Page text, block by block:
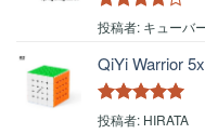
5段階中 4
投稿者: キューバ
QiYi Warrior
5段階中5の
投稿者: HIRATA